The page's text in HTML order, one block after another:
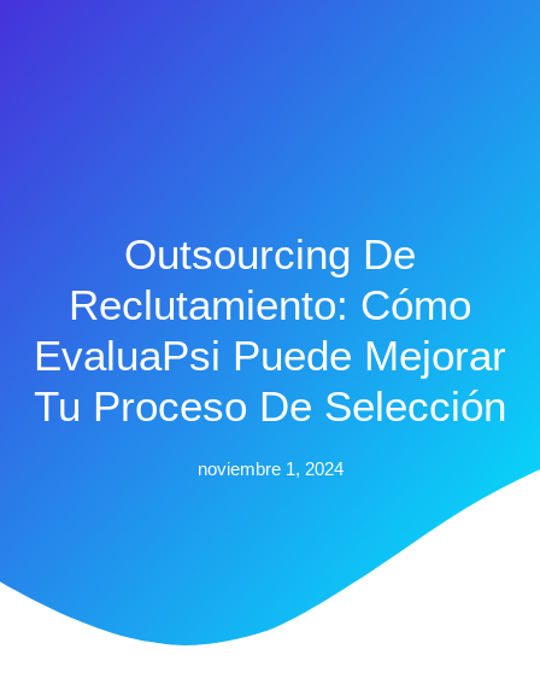
Outsourcing De
Reclutamiento: Cómo
EvaluaPsi Puede Mejorar
Tu Proceso De Selección
noviembre 1, 2024